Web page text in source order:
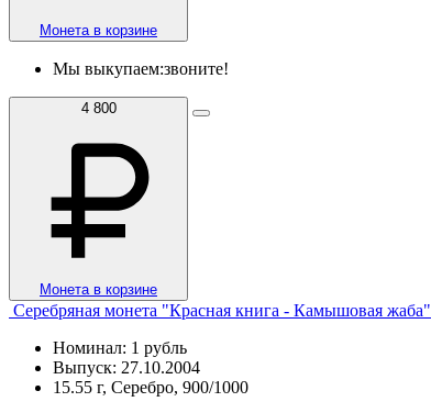
Монета в корзине
Мы выкупаем:звоните!
4 800
Монета в корзине
Серебряная монета "Красная книга - Камышовая жаба"
Номинал: 1 рубль
Выпуск: 27.10.2004
15.55 г, Серебро, 900/1000